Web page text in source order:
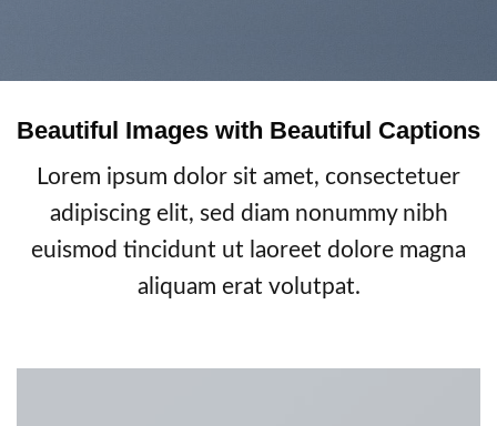
Beautiful Images with Beautiful Captions
Lorem ipsum dolor sit amet, consectetuer
adipiscing elit, sed diam nonummy nibh
euismod tincidunt ut laoreet dolore magna
aliquam erat volutpat.